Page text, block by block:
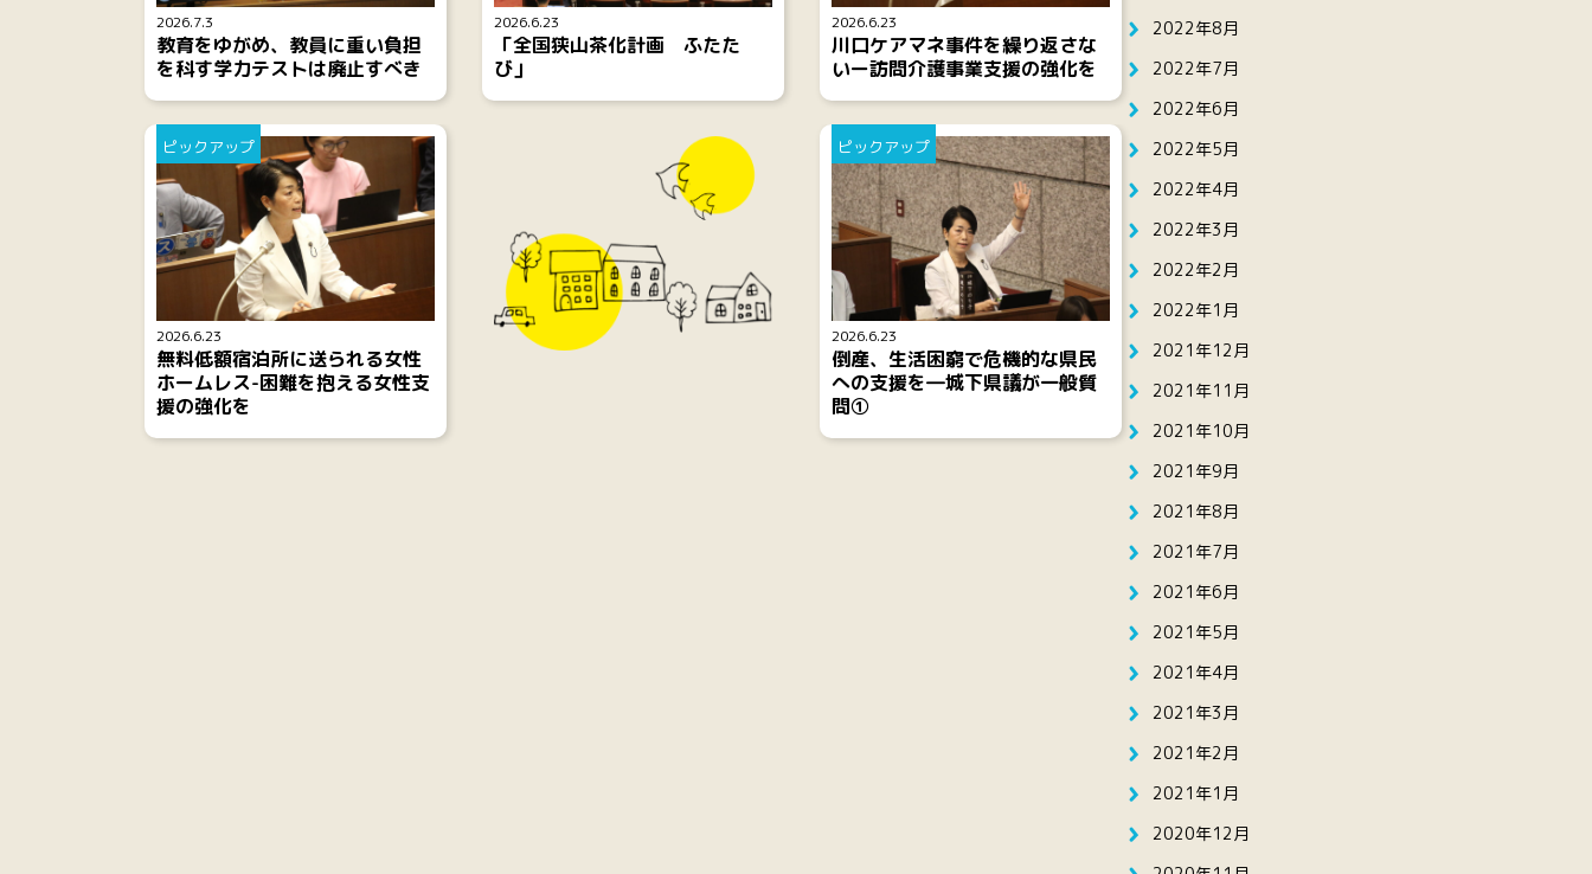
2026.7.3
教育をゆがめ、教員に重い負担
を科す学力テストは廃止すべき
2026.6.23
「全国狭山茶化計画 ふたた
び」
2026.6.23
川口ケアマネ事件を繰り返さな
いー訪問介護事業支援の強化を
2026.6.23
ピックアップ
無料低額宿泊所に送られる女性
ホームレス-困難を抱える女性支
援の強化を
2026.6.23
ピックアップ
倒産、生活困窮で危機的な県民
への支援を―城下県議が一般質
問①
2022年8月
2022年7月
2022年6月
2022年5月
2022年4月
2022年3月
2022年2月
2022年1月
2021年12月
2021年11月
2021年10月
2021年9月
2021年8月
2021年7月
2021年6月
2021年5月
2021年4月
2021年3月
2021年2月
2021年1月
2020年12月